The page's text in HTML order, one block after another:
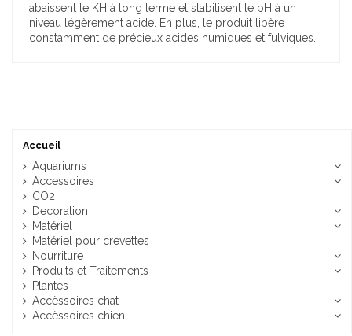
abaissent le KH à long terme et stabilisent le pH à un
niveau légèrement acide. En plus, le produit libère
constamment de précieux acides humiques et fulviques.
Accueil
Aquariums
Accessoires
CO2
Decoration
Matériel
Matériel pour crevettes
Nourriture
Produits et Traitements
Plantes
Accèssoires chat
Accèssoires chien